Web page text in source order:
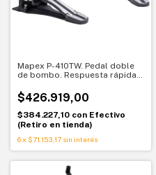
Mapex P-410TW. Pedal doble
de bombo. Respuesta rápida y
$426.919,00
$384.227,10 con Efectivo
(Retiro en tienda)
6x $71.153,17 sin interés